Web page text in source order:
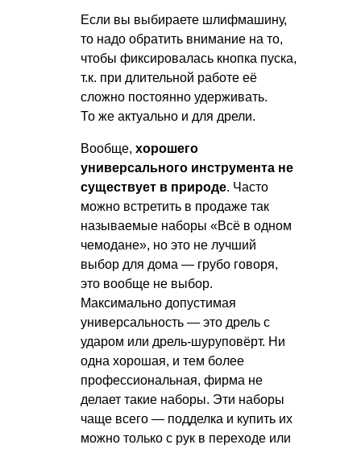
Если вы выбираете шлифмашину,
то надо обратить внимание на то,
чтобы фиксировалась кнопка пуска,
т.к. при длительной работе её
сложно постоянно удерживать.
То же актуально и для дрели.
Вообще, хорошего
универсального инструмента не
существует в природе. Часто
можно встретить в продаже так
называемые наборы «Всё в одном
чемодане», но это не лучший
выбор для дома — грубо говоря,
это вообще не выбор.
Максимально допустимая
универсальность — это дрель с
ударом или дрель-шуруповёрт. Ни
одна хорошая, и тем более
профессиональная, фирма не
делает такие наборы. Эти наборы
чаще всего — подделка и купить их
можно только с рук в переходе или